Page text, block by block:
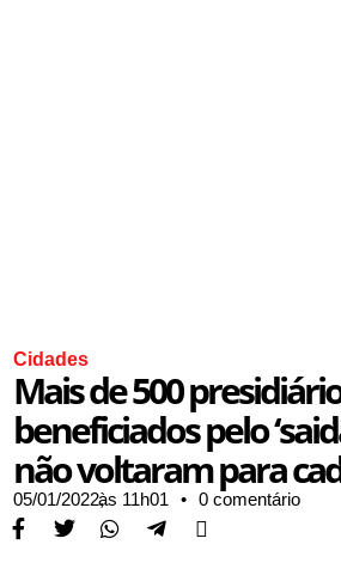
Cidades
Mais de 500
beneficiados pelo
não voltaram para
05/01/2022,às 11h01 • 0 comentário